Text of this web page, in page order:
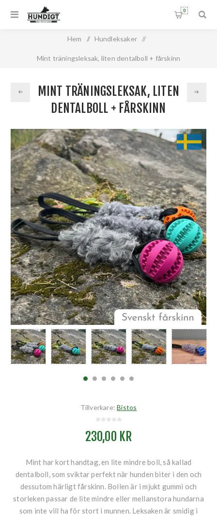
0
Hem / Hundleksaker /
Mint träningsleksak, liten dentalboll + fårskinn
MINT TRÄNINGSLEKSAK, LITEN
DENTALBOLL + FÅRSKINN
Tillverkare: Bistos
230,00 KR
Mint har kort handtag, en lite mindre boll, så kallad
dentalboll, som sviktar perfekt när hunden biter i den och
dessutom härligt fårskinn. Bollen är i mjukt gummi och
storleken passar de lite mindre eller mellanstora hundarna
som inte vill ha för stort i munnen. Leksaken är smidig i